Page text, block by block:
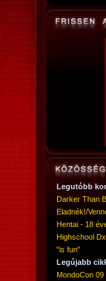
Legutóbb
Darker Than
Eladnék!/
Hentai - 18
Highschool
"is fun"
Legújabb
MondoCon 09